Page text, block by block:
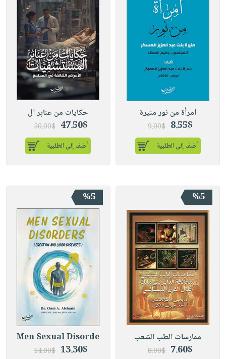
امرأة من نور منيرة
8.55$
9.00$
أضف إلى الطلبية
حكايات من عنابر ال
47.50$
50.00$
أضف إلى الطلبية
%5
ممارسات الطب الشعب
7.60$
8.00$
%5
Men Sexual Disorde
13.30$
14.00$